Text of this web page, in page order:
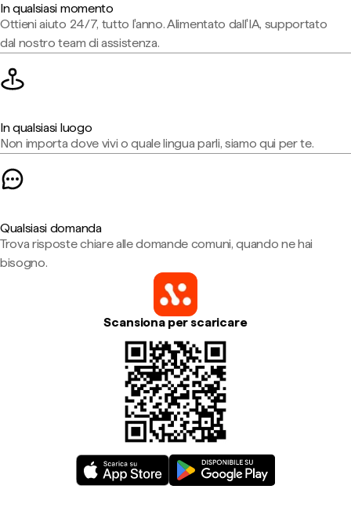
In qualsiasi momento
Ottieni aiuto 24/7, tutto l'anno. Alimentato dall'IA, supportato
dal nostro team di assistenza.
In qualsiasi luogo
Non importa dove vivi o quale lingua parli, siamo qui per te.
Qualsiasi domanda
Trova risposte chiare alle domande comuni, quando ne hai
bisogno.
Scansiona per scaricare